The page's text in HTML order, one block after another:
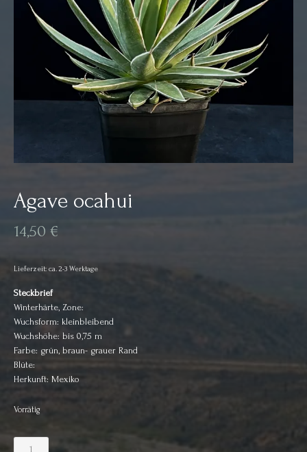
Agave ocahui
14,50 €
Lieferzeit: ca. 2-3 Werktage
Steckbrief
Winterhärte, Zone:
Wuchsform: kleinbleibend
Wuchshöhe: bis 0,75 m
Farbe: grün, braun- grauer Rand
Blüte:
Herkunft: Mexiko
Vorrätig
Agave